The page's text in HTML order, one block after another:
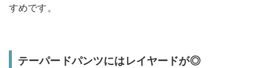
すめです。
テーパードパンツにはレイヤードが◎